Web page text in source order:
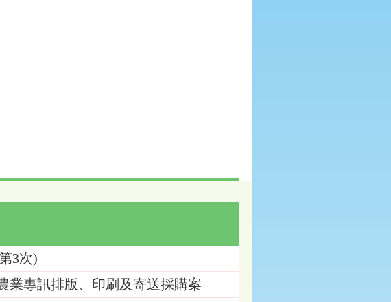
3次)
業專訊排版、印刷及寄送採購案